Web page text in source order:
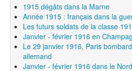
1915 dégâts dans la Marne
Année 1915 : français dans la
Les futurs soldats de la classe
Janvier - février 1916 en
Le 29 janvier 1916, Paris
allemand
Janvier - février 1916 dans le